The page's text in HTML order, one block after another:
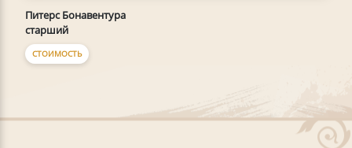
Питерс Бонавентура
старший
СТОИМОСТЬ